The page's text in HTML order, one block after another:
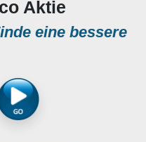
Aktie
eine bessere